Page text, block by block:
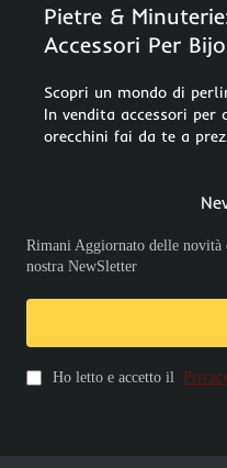
Pietre &
Accessori Per
Scopri un mondo di
In vendita accessori
orecchini fai da te a
Rimani Aggiornato delle
nostra NewSletter
Ho letto e accetto il